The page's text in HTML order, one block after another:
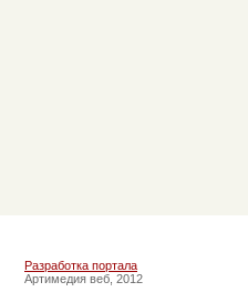
Разработка портала
Артимедия веб, 2012